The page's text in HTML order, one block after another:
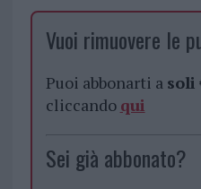
Vuoi rimuovere le
Puoi abbonarti a soli
cliccando qui
Sei già abbonato?